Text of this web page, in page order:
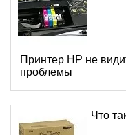
Принтер HP не
проблемы
Что